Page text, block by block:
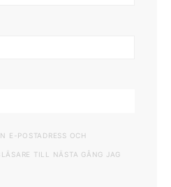
E-POSTADRESS OCH
TILL NÄSTA GÅNG JAG